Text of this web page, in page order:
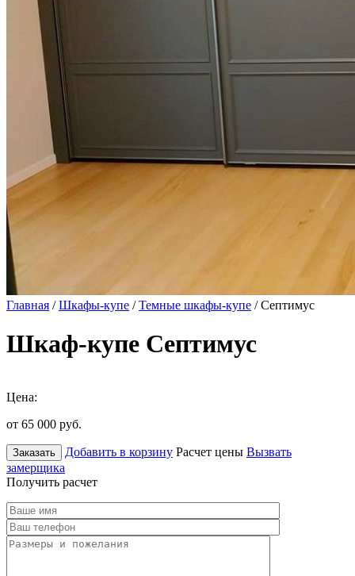
Главная /Шкафы-купе /Темные шкафы-купе / Септимус
Шкаф-купе Септимус
Цена:
от 65 000 руб.
Заказать Добавить в корзину Расчет цены Вызвать
замерщика
Получить расчет